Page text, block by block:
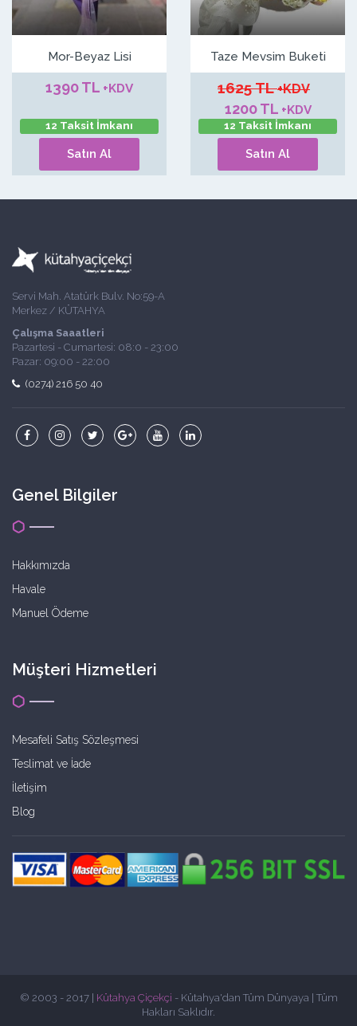
Mor-Beyaz Lisi
1390 TL +KDV
12 Taksit İmkanı
Satın Al
Taze Mevsim Buketi
1625 TL+KDV
1200 TL +KDV
12 Taksit İmkanı
Satın Al
Servi Mah. Atatürk Bulv. No:59-A
Merkez / KÜTAHYA
Çalışma Saaatleri
Pazartesi - Cumartesi: 08:0 - 23:00
Pazar: 09:00 - 22:00
(0274) 216 50 40
Genel Bilgiler
Hakkımızda
Havale
Manuel Ödeme
Müşteri Hizmetleri
Mesafeli Satış Sözleşmesi
Teslimat ve İade
İletişim
Blog
© 2003 - 2017 | Kütahya Çiçekçi - Kütahya'dan Tüm Dünyaya | Tüm
Hakları Saklıdır.